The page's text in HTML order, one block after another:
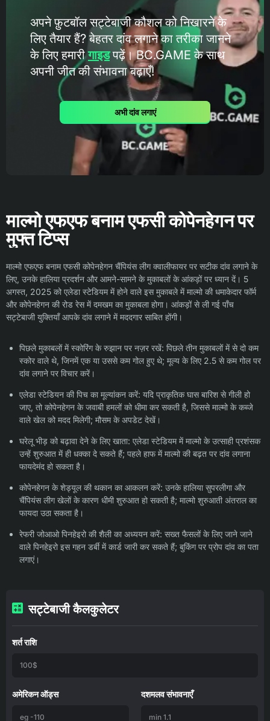
अपने फ़ुटबॉल सट्टेबाजी कौशल को निखारने के
लिए तैयार हैं? बेहतर दांव लगाने का तरीका जानने
के लिए हमारीगाइडपढ़ें। BC.GAME के साथ
अपनी जीत की संभावना बढ़ाएँ!
अभी दांव लगाएं
माल्मो एफएफ बनाम एफसी कोपेनहेगन पर
मुफ्त टिप्स
माल्मो एफएफ बनाम एफसी कोपेनहेगन चैंपियंस लीग क्वालीफायर पर सटीक दांव लगाने के
लिए, उनके हालिया प्रदर्शन और आमने-सामने के मुकाबलों के आंकड़ों पर ध्यान दें। 5
अगस्त, 2025 को एलेडा स्टेडियम में होने वाले इस मुकाबले में माल्मो की धमाकेदार फॉर्म
और कोपेनहेगन की रोड रेस में दमखम का मुकाबला होगा। आंकड़ों से ली गई पाँच
सट्टेबाजी युक्तियाँ आपके दांव लगाने में मददगार साबित होंगी।
पिछले मुकाबलों में स्कोरिंग के रुझान पर नज़र रखें: पिछले तीन मुकाबलों में से दो कम
स्कोर वाले थे, जिनमें एक या उससे कम गोल हुए थे; मूल्य के लिए 2.5 से कम गोल पर
दांव लगाने पर विचार करें।
एलेडा स्टेडियन की पिच का मूल्यांकन करें: यदि प्राकृतिक घास बारिश से गीली हो
जाए, तो कोपेनहेगन के जवाबी हमलों को धीमा कर सकती है, जिससे माल्मो के कब्जे
वाले खेल को मदद मिलेगी; मौसम के अपडेट देखें।
घरेलू भीड़ को बढ़ावा देने के लिए खाता: एलेडा स्टेडियम में माल्मो के उत्साही प्रशंसक
उन्हें शुरुआत में ही धक्का दे सकते हैं; पहले हाफ में माल्मो की बढ़त पर दांव लगाना
फायदेमंद हो सकता है।
कोपेनहेगन के शेड्यूल की थकान का आकलन करें: उनके हालिया सुपरलीगा और
चैंपियंस लीग खेलों के कारण धीमी शुरुआत हो सकती है; माल्मो शुरुआती अंतराल का
फायदा उठा सकता है।
रेफरी जोआओ पिनहेइरो की शैली का अध्ययन करें: सख्त फैसलों के लिए जाने जाने
वाले पिनहेइरो इस गहन डर्बी में कार्ड जारी कर सकते हैं; बुकिंग पर प्रोप दांव का पता
लगाएं।
सट्टेबाजी कैलकुलेटर
शर्त राशि
अमेरिकन ऑड्स दशमलव संभावनाएँ